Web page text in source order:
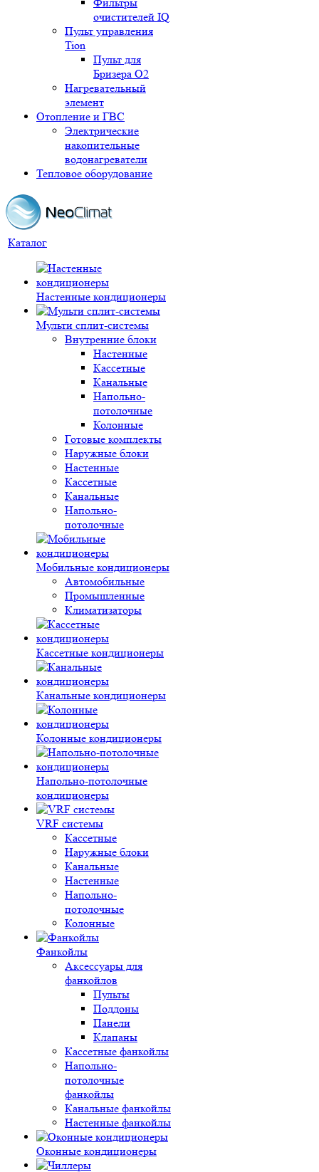
очистителей IQ
Пульт управления
Tion
Пульт для
Бризера O2
Нагревательный
элемент
Отопление и ГВС
Электрические
накопительные
водонагреватели
Тепловое оборудование
Каталог
Настенные кондиционеры
Мульти сплит-системы
Внутренние блоки
Настенные
Кассетные
Канальные
Напольно-
потолочные
Колонные
Готовые комплекты
Наружные блоки
Настенные
Кассетные
Канальные
Напольно-
потолочные
Мобильные кондиционеры
Автомобильные
Промышленные
Климатизаторы
Кассетные кондиционеры
Канальные кондиционеры
Колонные кондиционеры
Напольно-потолочные
кондиционеры
VRF системы
Кассетные
Наружные блоки
Канальные
Настенные
Напольно-
потолочные
Колонные
Фанкойлы
Аксессуары для
фанкойлов
Пульты
Поддоны
Панели
Клапаны
Кассетные фанкойлы
Напольно-
потолочные
фанкойлы
Канальные фанкойлы
Настенные фанкойлы
Оконные кондиционеры